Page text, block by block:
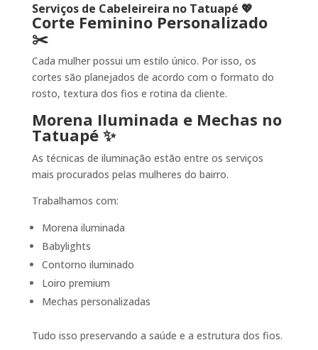
Serviços de Cabeleireira no Tatuapé 💖
Corte Feminino Personalizado
✂️
Cada mulher possui um estilo único. Por isso, os
cortes são planejados de acordo com o formato do
rosto, textura dos fios e rotina da cliente.
Morena Iluminada e Mechas no
Tatuapé ✨
As técnicas de iluminação estão entre os serviços
mais procurados pelas mulheres do bairro.
Trabalhamos com:
Morena iluminada
Babylights
Contorno iluminado
Loiro premium
Mechas personalizadas
Tudo isso preservando a saúde e a estrutura dos fios.